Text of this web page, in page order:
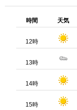
時間 天気
12時
13時
14時
15時